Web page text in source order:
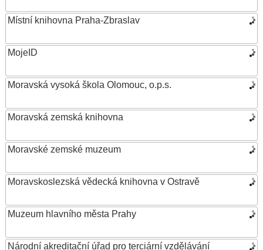
Místní knihovna Praha-Zbraslav
MojeID
Moravská vysoká škola Olomouc, o.p.s.
Moravská zemská knihovna
Moravské zemské muzeum
Moravskoslezská vědecká knihovna v Ostravě
Muzeum hlavního města Prahy
Národní akreditační úřad pro terciární vzdělávání